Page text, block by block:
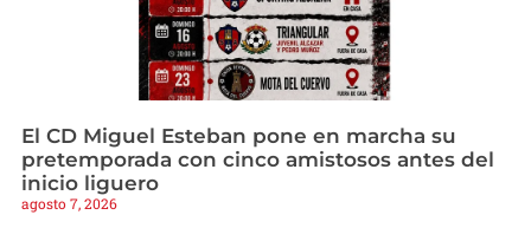
El CD Miguel Esteban pone en marcha su
pretemporada con cinco amistosos antes del
inicio liguero
agosto 7, 2026